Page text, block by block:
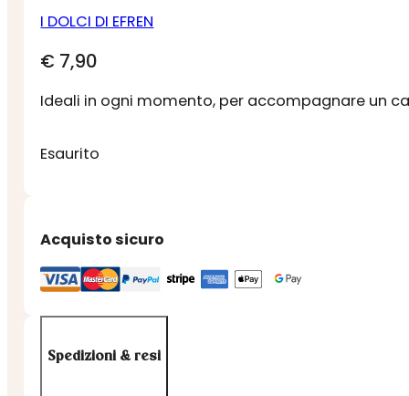
I DOLCI DI EFREN
€ 7,90
Ideali in ogni momento, per accompagnare un
Esaurito
Acquisto sicuro
Spedizioni & resi